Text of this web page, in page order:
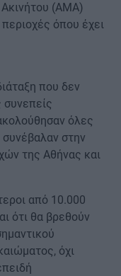
(ΑΜΑ)
όπου έχει
που δεν
όλες
συνέβαλαν στην
της Αθήνας και
από 10.000
ότι θα βρεθούν
όχι